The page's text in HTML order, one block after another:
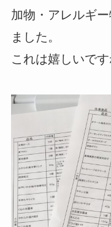
加物・アレルギ
ました。
これは嬉しいです